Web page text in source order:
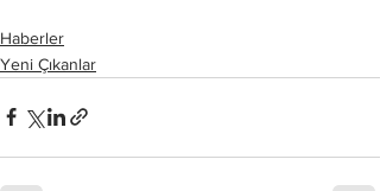
Haberler
Yeni Çıkanlar